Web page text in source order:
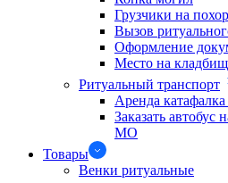
Грузчики на
Вызов
Оформление
Место на
Ритуальный транспорт
Аренда
Заказать
МО
Товары
Венки ритуальные